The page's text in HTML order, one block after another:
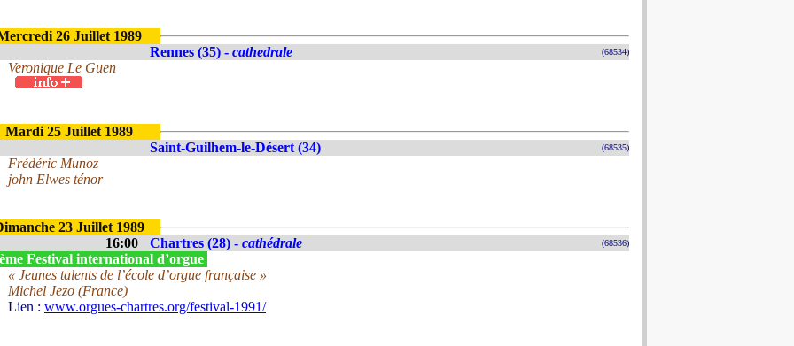
26 Juillet 1989
Rennes (35) - cathedrale (68534)
Veronique Le Guen
Mardi 25 Juillet 1989
Saint-Guilhem-le-Désert (34)
(68535)
Frédéric Munoz
john Elwes ténor
23 Juillet 1989
16:00
Chartres (28) - cathédrale (68536)
Festival international d’orgue
« Jeunes talents de l’école d’orgue française »
Michel Jezo (France)
Lien : www.orgues-chartres.org/festival-1991/